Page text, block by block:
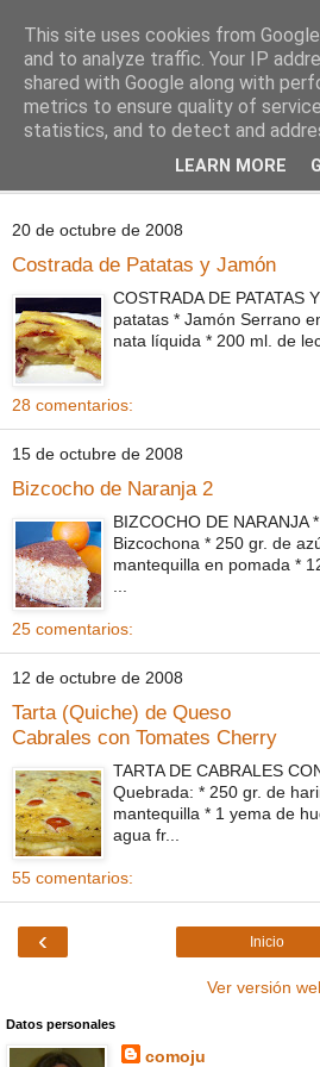
Comoju
La Cocina del Día a Día y el día a
20 de octubre de 2008
Costrada de Patatas y Jamón
COSTRADA DE PATATAS
patatas * Jamón Serrano
nata líquida * 200 ml. de
28 comentarios:
15 de octubre de 2008
Bizcocho de Naranja 2
BIZCOCHO DE NARANJA
Bizcochona * 250 gr. de
mantequilla en pomada *
...
25 comentarios:
12 de octubre de 2008
Tarta (Quiche) de Queso
Cabrales con Tomates Cherry
TARTA DE CABRALES
Quebrada: * 250 gr. de
mantequilla * 1 yema de
agua fr...
55 comentarios:
‹ Inicio
Ver versión
Datos personales
comoju
This site uses cookies from
and to analyze traffic. Your IP
shared with Google along with
metrics to ensure quality of
statistics, and to detect and
LEARN MORE